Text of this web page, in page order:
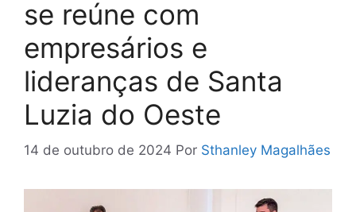
se reúne com
empresários e
lideranças de Santa
Luzia do Oeste
14 de outubro de 2024 Por Sthanley Magalhães